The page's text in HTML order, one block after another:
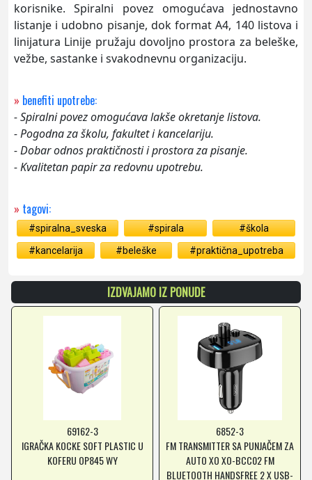
korisnike. Spiralni povez omogućava jednostavno
listanje i udobno pisanje, dok format A4, 140 listova i
linijatura Linije pružaju dovoljno prostora za beleške,
vežbe, sastanke i svakodnevnu organizaciju.
» benefiti upotrebe:
- Spiralni povez omogućava lakše okretanje listova.
- Pogodna za školu, fakultet i kancelariju.
- Dobar odnos praktičnosti i prostora za pisanje.
- Kvalitetan papir za redovnu upotrebu.
» tagovi:
#spiralna_sveska #spirala
#škola
#kancelarija
#beleške #praktična_upotreba
IZDVAJAMO IZ PONUDE
69162-3
IGRAČKA KOCKE SOFT PLASTIC U
KOFERU OP845 WY
6852-3
FM TRANSMITTER SA PUNJAČEM ZA
AUTO XO XO-BCC02 FM
BLUETOOTH HANDSFREE 2 X USB-